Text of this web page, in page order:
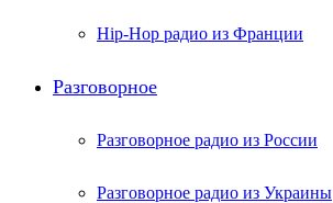
Hip-Hop радио из Франции
Разговорное
Разговорное радио из России
Разговорное радио из Украины